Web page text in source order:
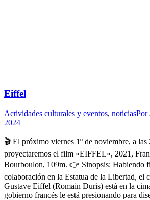
Eiffel
Actividades culturales y eventos, noticiasPor
2024
🎬 El próximo viernes 1º de noviembre, a las
proyectaremos el film «EIFFEL», 2021,
Bourboulon, 109m. 👉 Sinopsis: Habiendo
colaboración en la Estatua de la Libertad, el
Gustave Eiffel (Romain Duris) está en la
gobierno francés le está presionando para